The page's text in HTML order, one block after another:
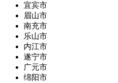
宜宾市
眉山市
南充市
乐山市
内江市
遂宁市
广元市
绵阳市